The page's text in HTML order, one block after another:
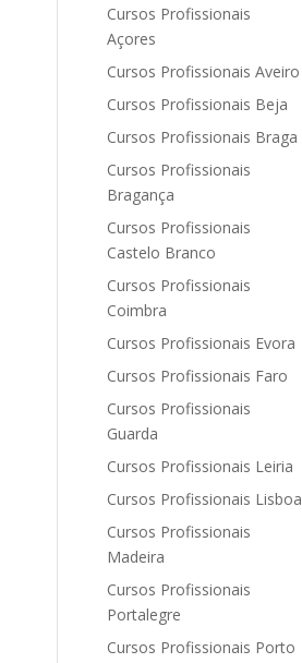
Cursos Profissionais
Açores
Cursos Profissionais Aveiro
Cursos Profissionais Beja
Cursos Profissionais Braga
Cursos Profissionais
Bragança
Cursos Profissionais
Castelo Branco
Cursos Profissionais
Coimbra
Cursos Profissionais Evora
Cursos Profissionais Faro
Cursos Profissionais
Guarda
Cursos Profissionais Leiria
Cursos Profissionais Lisboa
Cursos Profissionais
Madeira
Cursos Profissionais
Portalegre
Cursos Profissionais Porto